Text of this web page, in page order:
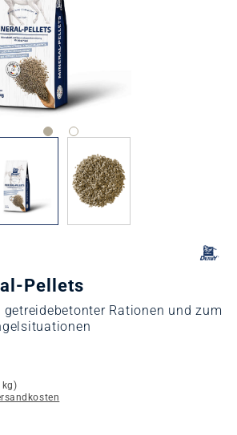
Pellets
getreidebetonter Rationen und zum
kg)